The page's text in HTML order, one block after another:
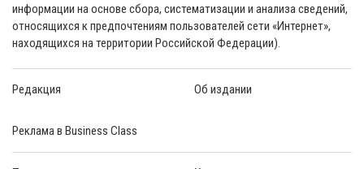
информации на основе сбора, систематизации и анализа сведений,
относящихся к предпочтениям пользователей сети «Интернет»,
находящихся на территории Российской Федерации).
Редакция Об издании
Реклама в Business Class